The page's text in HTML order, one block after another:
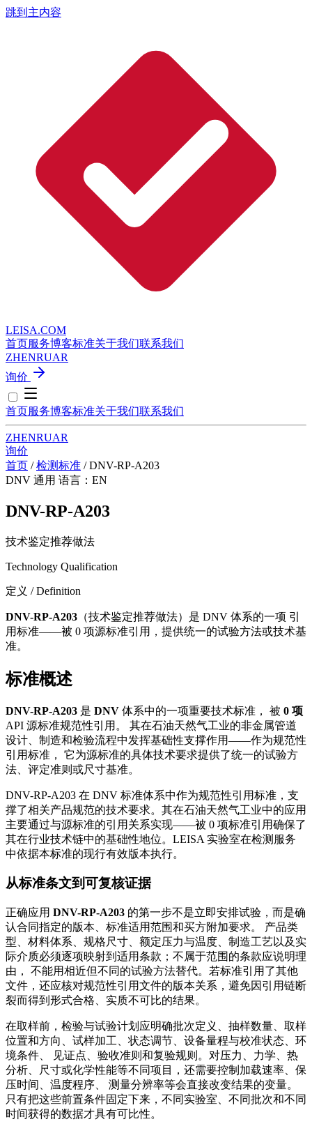
跳到主内容
LEISA.COM
首页服务博客标准关于我们联系我们
ZHENRUAR
询价
首页服务博客标准关于我们联系我们
ZHENRUAR
询价
首页 / 检测标准 / DNV-RP-A203
DNV 通用 语言：EN
DNV-RP-A203
技术鉴定推荐做法
Technology Qualification
定义 / Definition
DNV-RP-A203 （技术鉴定推荐做法）是 DNV 体系的一项 引
用标准——被 0 项源标准引用，提供统一的试验方法或技术基
准。
标准概述
DNV-RP-A203 是 DNV 体系中的一项重要技术标准， 被 0 项
API 源标准规范性引用。 其在石油天然气工业的非金属管道
设计、制造和检验流程中发挥基础性支撑作用——作为规范性
引用标准， 它为源标准的具体技术要求提供了统一的试验方
法、评定准则或尺寸基准。
DNV-RP-A203 在 DNV 标准体系中作为规范性引用标准，支
撑了相关产品规范的技术要求。其在石油天然气工业中的应用
主要通过与源标准的引用关系实现——被 0 项标准引用确保了
其在行业技术链中的基础性地位。LEISA 实验室在检测服务
中依据本标准的现行有效版本执行。
从标准条文到可复核证据
正确应用 DNV-RP-A203 的第一步不是立即安排试验，而是确
认合同指定的版本、标准适用范围和买方附加要求。 产品类
型、材料体系、规格尺寸、额定压力与温度、制造工艺以及实
际介质必须逐项映射到适用条款；不属于范围的条款应说明理
由， 不能用相近但不同的试验方法替代。若标准引用了其他
文件，还应核对规范性引用文件的版本关系，避免因引用链断
裂而得到形式合格、实质不可比的结果。
在取样前，检验与试验计划应明确批次定义、抽样数量、取样
位置和方向、试样加工、状态调节、设备量程与校准状态、环
境条件、 见证点、验收准则和复验规则。对压力、力学、热
分析、尺寸或化学性能等不同项目，还需要控制加载速率、保
压时间、温度程序、 测量分辨率等会直接改变结果的变量。
只有把这些前置条件固定下来，不同实验室、不同批次和不同
时间获得的数据才具有可比性。